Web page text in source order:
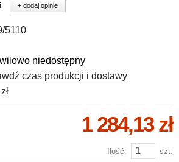
+ dodaj opinie
5110
niedostępny
czas produkcji i dostawy
1 284,13 zł
Ilość: szt.